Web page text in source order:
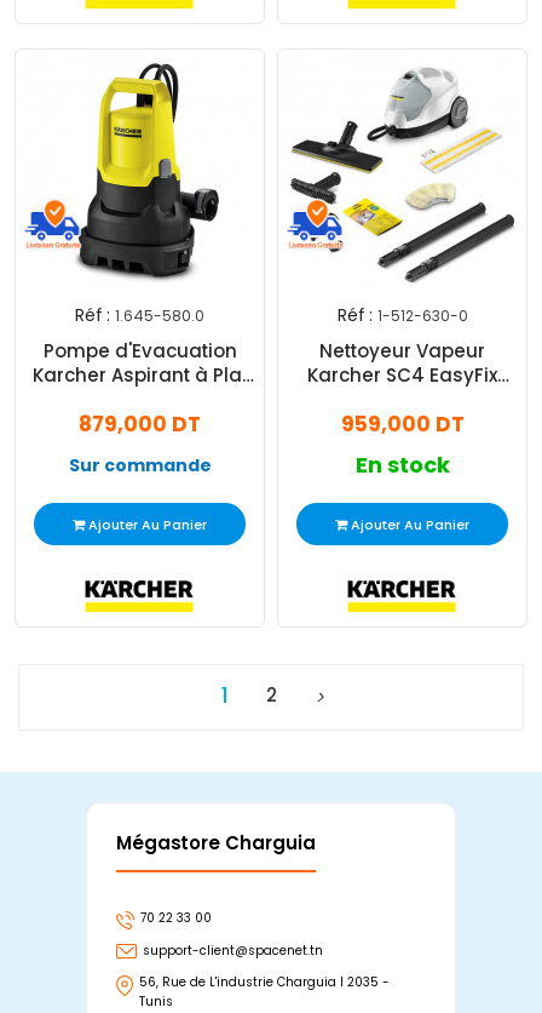
Réf : 1.645-580.0
Pompe d'Evacuation
Karcher Aspirant à Plat
879,000 DT
Sur commande
Ajouter Au Panier
Réf : 1-512-630-0
Nettoyeur Vapeur
Karcher SC4 EasyFix
959,000 DT
En stock
Ajouter Au Panier
1 2
Mégastore Charguia
70 22 33 00
support-client@spacenet.tn
56, Rue de L'industrie Charguia I 2035 -
Tunis